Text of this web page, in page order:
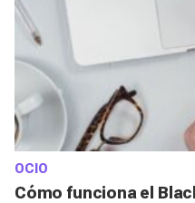
OCIO
Cómo funciona el